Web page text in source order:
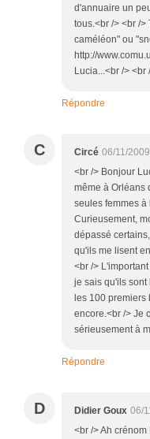
d'annuaire un
tous.<br /> <br /
caméléon" ou
http://
Lucia...<br /> <br
Répondre
C Circé 06/11/
<br /> Bonjour
même à Orléans
seules femmes à
Curieusement,
dépassé
qu'ils me lisent
<br />
je sais qu'ils sont
les 100
encore.<br /> Je
sérieusement à
Répondre
D Didier Goux 06/
<br /> Ah